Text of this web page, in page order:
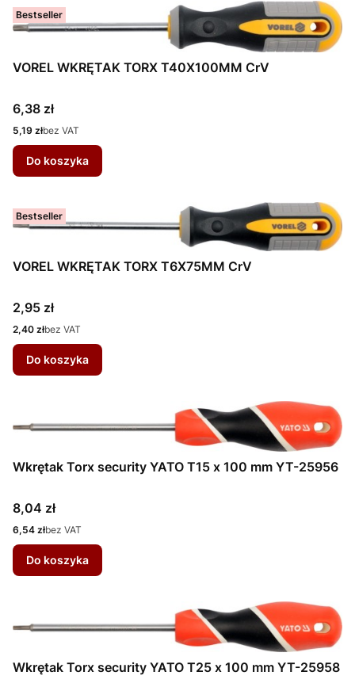
Bestseller
VOREL WKRĘTAK TORX T40X100MM CrV
Cena
6,38 zł
Cena
5,19 złbez VAT
Do koszyka
Bestseller
VOREL WKRĘTAK TORX T6X75MM CrV
Cena
2,95 zł
Cena
2,40 złbez VAT
Do koszyka
Wkrętak Torx security YATO T15 x 100 mm YT-25956
Cena
8,04 zł
Cena
6,54 złbez VAT
Do koszyka
Wkrętak Torx security YATO T25 x 100 mm YT-25958